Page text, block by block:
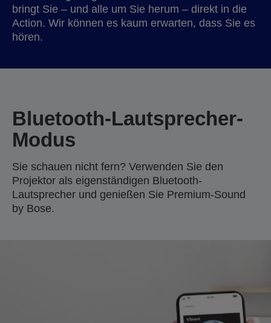
bringt Sie – und alle um Sie herum – direkt in die
Action. Wir können es kaum erwarten, dass Sie es
hören.
Bluetooth-Lautsprecher-
Modus
Sie schauen nicht fern? Verwenden Sie den
Projektor als eigenständigen Bluetooth-
Lautsprecher und genießen Sie Premium-Sound
by Bose.